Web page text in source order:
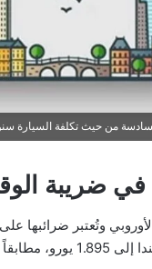
من حيث تكلفة السيارة
في ضريبة
وتُعتبر ضرائبها
2 أكتوبر 2012.